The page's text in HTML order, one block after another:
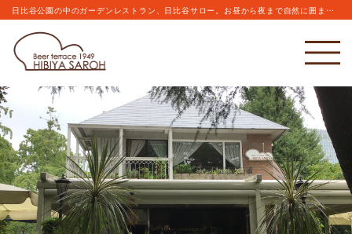
日比谷公園の中のガーデンレストラン、日比谷サロー。お昼から夜まで自然に囲まれながらこだわりのビールとお食事をお楽しみください。